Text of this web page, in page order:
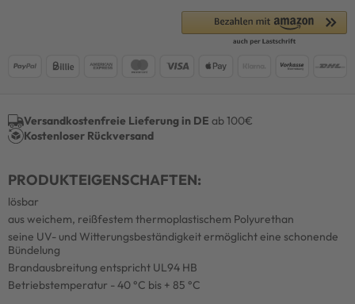
Versandkostenfreie Lieferung in DE ab 100€
Kostenloser Rückversand
PRODUKTEIGENSCHAFTEN:
lösbar
aus weichem, reißfestem thermoplastischem Polyurethan
seine UV- und Witterungsbeständigkeit ermöglicht eine schonende
Bündelung
Brandausbreitung entspricht UL94 HB
Betriebstemperatur - 40 °C bis + 85 °C